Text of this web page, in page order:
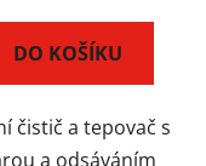
DO KOŠÍKU
čistič a tepovač s
a odsáváním